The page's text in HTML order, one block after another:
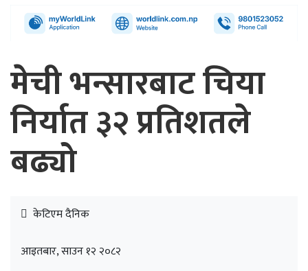
मेची भन्सारबाट चिया
निर्यात ३२ प्रतिशतले
बढ्यो
केटिएम दैनिक
आइतबार, साउन १२ २०८२